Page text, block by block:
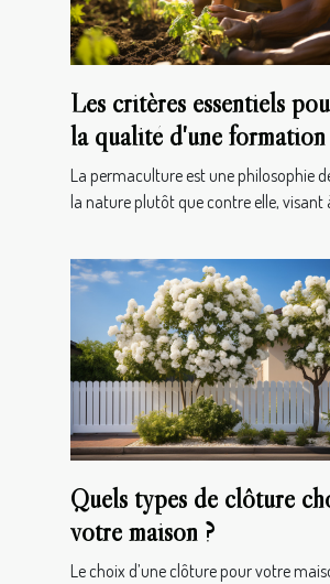
Les critères essentiels
la qualité d'une formation
permaculture
La permaculture est une philosophie
la nature plutôt que contre elle, visant
Quels types de clôture
votre maison ?
Le choix d’une clôture pour votre